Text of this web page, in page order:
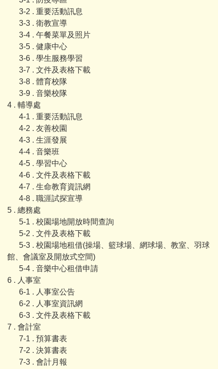
3-2 . 重要活動訊息
3-3 . 衛教宣導
3-4 . 午餐菜單及照片
3-5 . 健康中心
3-6 . 學生服務學習
3-7 . 文件及表格下載
3-8 . 體育校隊
3-9 . 音樂校隊
4 . 輔導處
4-1 . 重要活動訊息
4-2 . 友善校園
4-3 . 生涯發展
4-4 . 音樂班
4-5 . 學習中心
4-6 . 文件及表格下載
4-7 . 生命教育資訊網
4-8 . 職涯試探宣導
5 . 總務處
5-1 . 校園場地開放時間查詢
5-2 . 文件及表格下載
5-3 . 校園場地租借(操場、籃球場、網球場、教室、羽球
館、會議室及開放式空間)
5-4 . 音樂中心租借申請
6 . 人事室
6-1 . 人事室公告
6-2 . 人事室資訊網
6-3 . 文件及表格下載
7 . 會計室
7-1 . 預算書表
7-2 . 決算書表
7-3 . 會計月報